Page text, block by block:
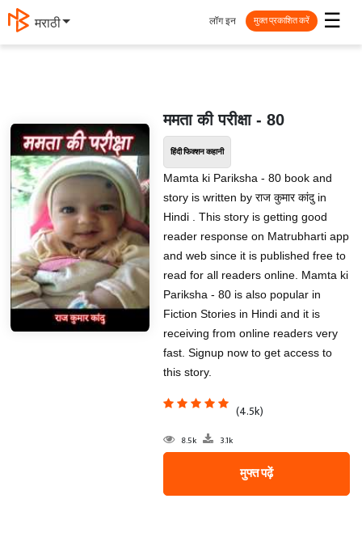
मराठी ☰
लॉग इन मुक्त प्रकाशित करें
ममता की परीक्षा - 80
हिंदी फिक्शन कहानी
Mamta ki Pariksha - 80 book and
story is written by राज कुमार कांदु in
Hindi . This story is getting good
reader response on Matrubharti app
and web since it is published free to
read for all readers online. Mamta ki
Pariksha - 80 is also popular in
Fiction Stories in Hindi and it is
receiving from online readers very
fast. Signup now to get access to
this story.
(4.5k)
8.5k 3.1k
मुफ्त पढ़ें